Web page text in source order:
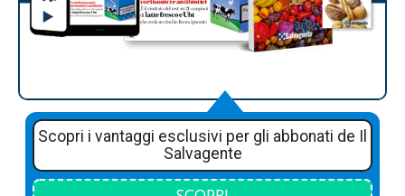
Scopri i vantaggi esclusivi per gli abbonati de Il
Salvagente